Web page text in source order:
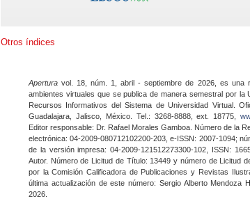
Otros índices
Apertura vol. 18, núm. 1, abril - septiembre de 2026, es una
ambientes virtuales que se publica de manera semestral por
Recursos Informativos del Sistema de Universidad Virtual.
Guadalajara, Jalisco, México. Tel.: 3268-8888, ext. 18775,
Editor responsable: Dr. Rafael Morales Gamboa. Número de la
electrónica: 04-2009-080712102200-203, e-ISSN: 2007-1094;
de la versión impresa: 04-2009-121512273300-102, ISSN:
Autor. Número de Licitud de Título: 13449 y número de Licitud
por la Comisión Calificadora de Publicaciones y Revistas
última actualización de este número: Sergio Alberto
2026.